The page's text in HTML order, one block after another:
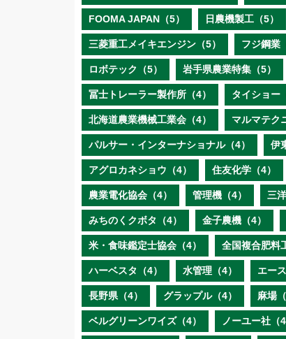
FOOMA JAPAN（5） 日農機製工（5）
三菱重工メイキエンジン（5） フジ鋼業
ロボテック（5） 岩手県農業特集（5）
冨士トレーラー製作所（4） タイショー
北海道農業機械工業会（4） マルマテク
パルサー・インターナショナル（4） 伊
アグロカネショウ（4） 住友化学（4）
農業電化協会（4） 管理機（4） 三
みちのくクボタ（4） 金子農機（4）
米・食味鑑定士協会（4） 全国複合肥料
ハーベスタ（4） 水管理（4） エー
長野県（4） グラップル（4） 麻場（
ベルグリーンワイズ（4） ノーユー社（4